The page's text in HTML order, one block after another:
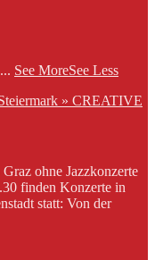
... See MoreSee Less
» CREATIVE
ohne Jazzkonzerte
finden Konzerte in
statt: Von der